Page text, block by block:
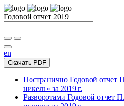
Годовой отчет 2019
en
Скачать PDF
Постранично Годовой
никель» за 2019 г.
Разворотами Годовой отчет